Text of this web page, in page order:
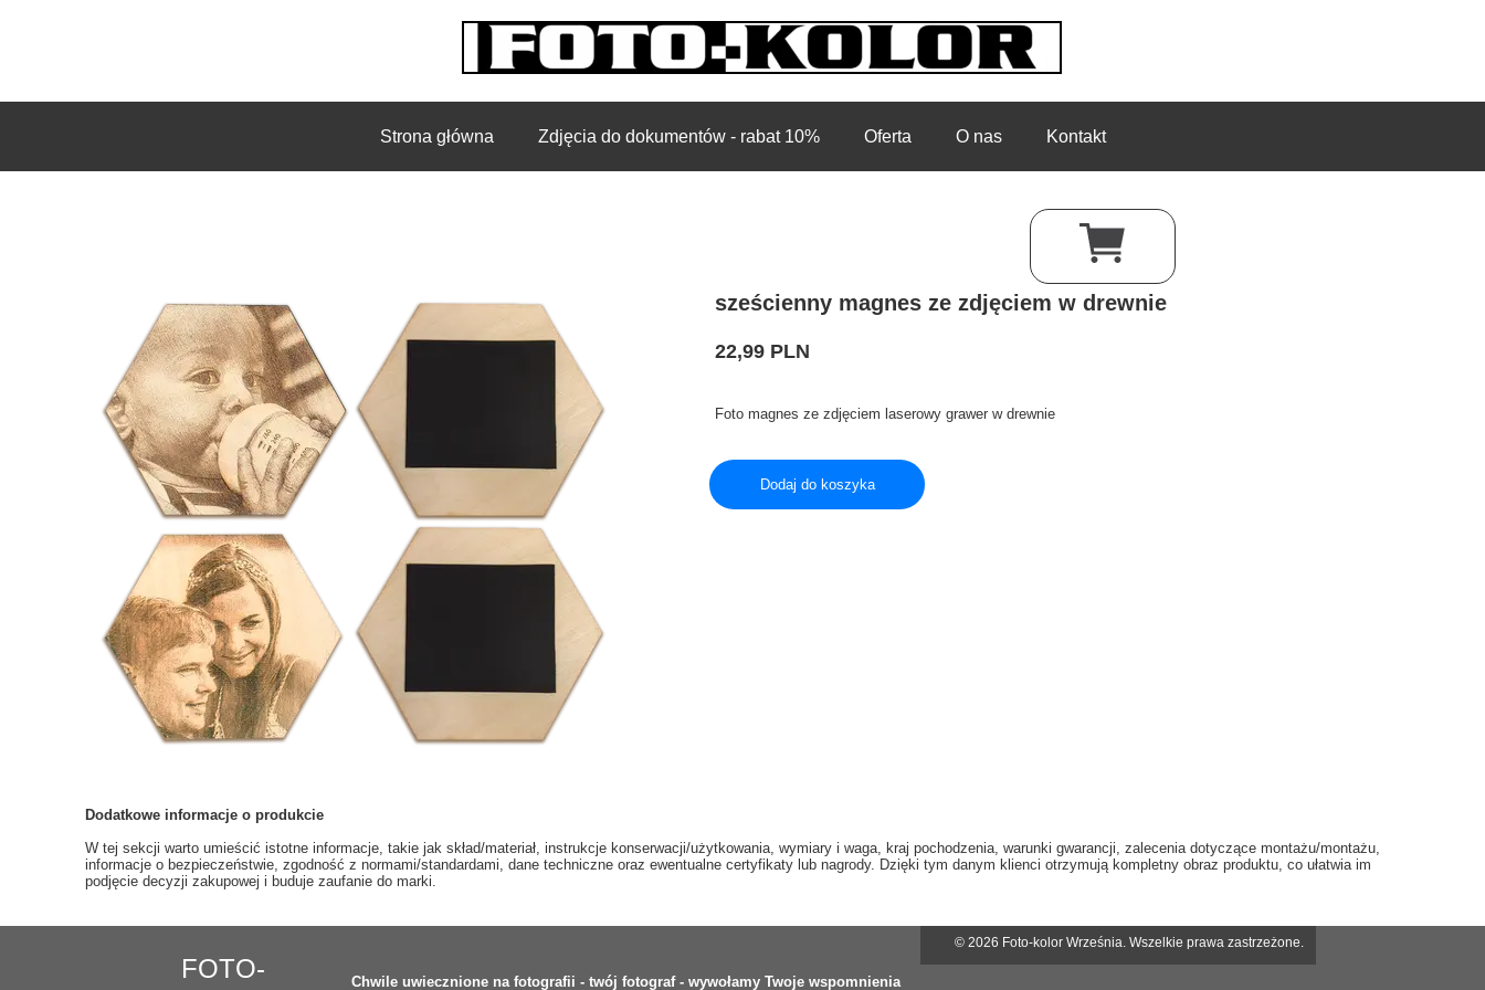
Strona główna Zdjęcia do dokumentów - rabat 10% Oferta O nas Kontakt
Dodaj do koszyka
Foto magnes ze zdjęciem laserowy grawer w drewnie
22,99 PLN
sześcienny magnes ze zdjęciem w drewnie
Dodatkowe informacje o produkcie
W tej sekcji warto umieścić istotne informacje, takie jak skład/materiał, instrukcje konserwacji/użytkowania, wymiary i waga, kraj pochodzenia, warunki gwarancji, zalecenia dotyczące montażu/montażu,
informacje o bezpieczeństwie, zgodność z normami/standardami, dane techniczne oraz ewentualne certyfikaty lub nagrody. Dzięki tym danym klienci otrzymują kompletny obraz produktu, co ułatwia im
podjęcie decyzji zakupowej i buduje zaufanie do marki.
FOTO-
Chwile uwiecznione na fotografii - twój fotograf - wywołamy Twoje wspomnienia
© 2026 Foto-kolor Września. Wszelkie prawa zastrzeżone.